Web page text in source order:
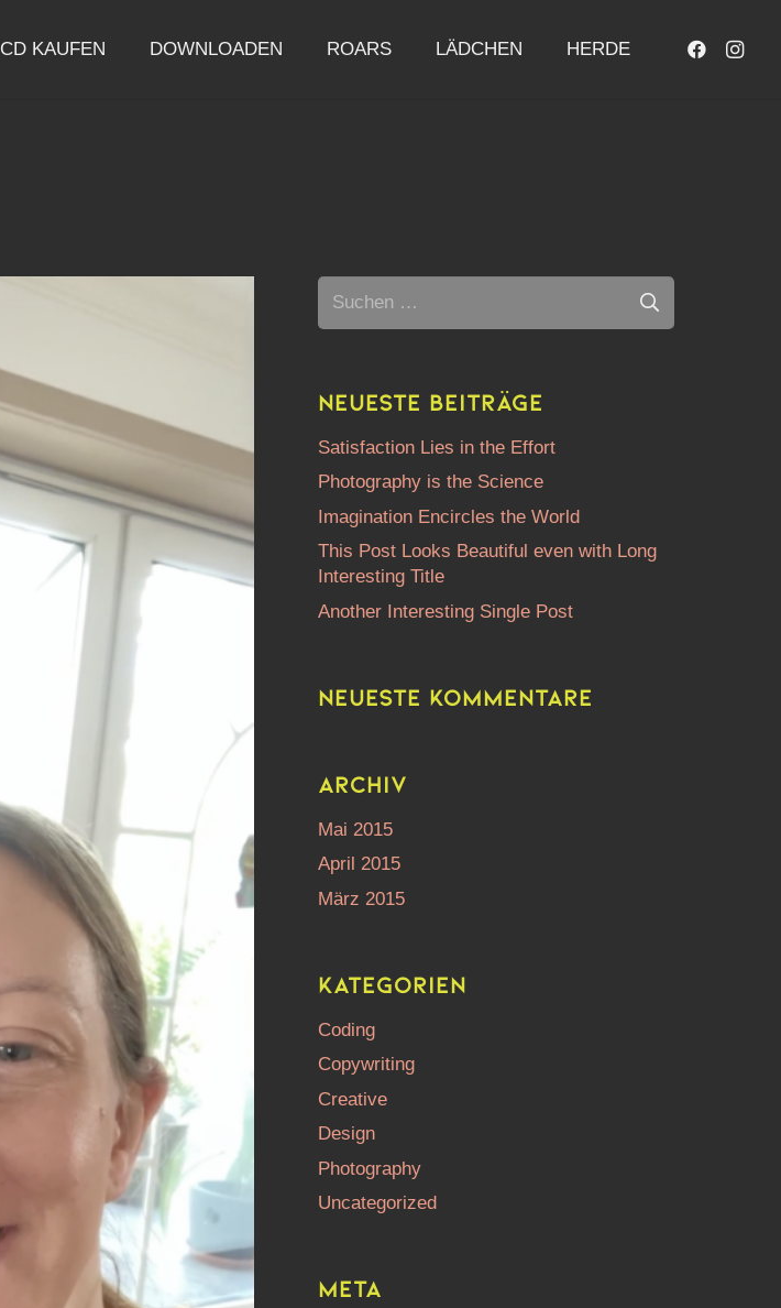
CD KAUFEN DOWNLOADEN ROARS LÄDCHEN HERDE
Suchen
nach:
Neueste Beiträge
Satisfaction Lies in the Effort
Photography is the Science
Imagination Encircles the World
This Post Looks Beautiful even with Long
Interesting Title
Another Interesting Single Post
Neueste Kommentare
Archiv
Mai 2015
April 2015
März 2015
Kategorien
Coding
Copywriting
Creative
Design
Photography
Uncategorized
Meta